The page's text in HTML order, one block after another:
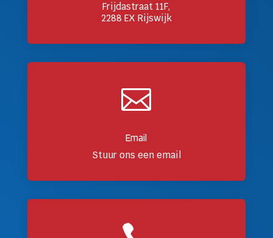
Frijdastraat 11F,
2288 EX Rijswijk

Email
Stuur ons een email